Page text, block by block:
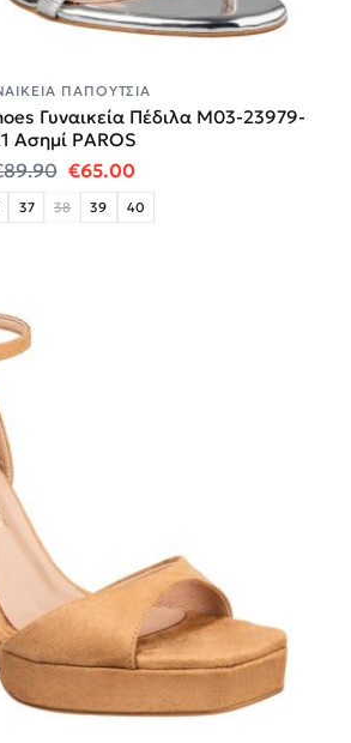
ΠΑΠΟΎΤΣΙΑ
Γυναικεία Πέδιλα M03-23979-
Ασημί PAROS
89.90 Original price was: €89.90.
€65.00Η τρέχουσα τιμή
37 38 39 40